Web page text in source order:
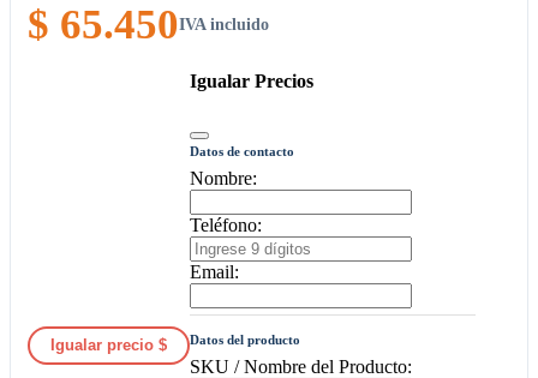
$ 65.450IVA incluido
Igualar precio $
Igualar Precios
Datos de contacto
Nombre:
Teléfono:
Email:
Datos del producto
SKU / Nombre del Producto: